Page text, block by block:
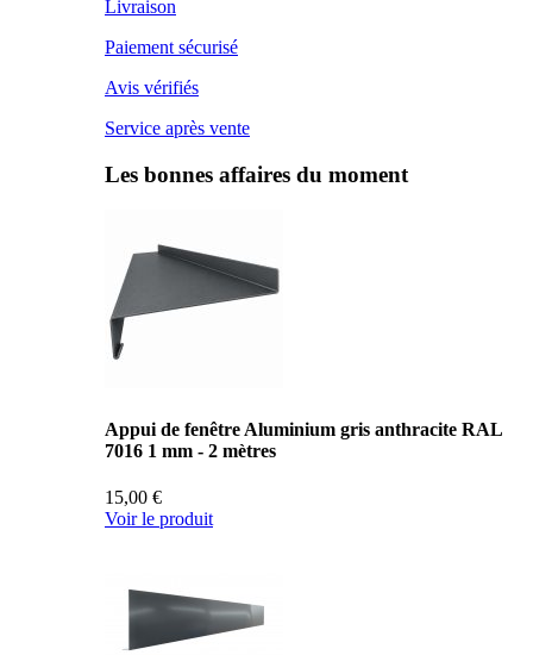
Livraison
Paiement sécurisé
Avis vérifiés
Service après vente
Les bonnes affaires du moment
Appui de fenêtre Aluminium gris anthracite RAL
7016 1 mm - 2 mètres
15,00 €
Voir le produit